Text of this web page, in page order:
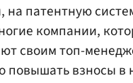
на патентную
компании,
своим топ-
повышать взносы в